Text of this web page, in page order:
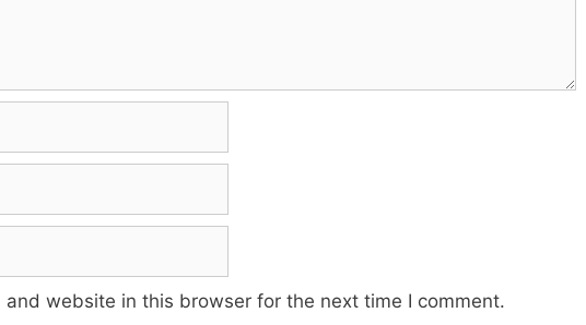
and website in this browser for the next time I comment.